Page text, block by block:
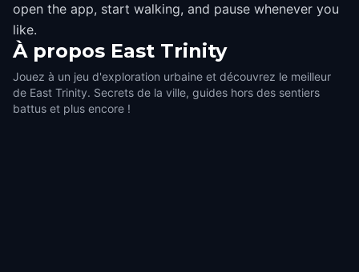
open the app, start walking, and pause whenever you
like.
À propos East Trinity
Jouez à un jeu d'exploration urbaine et découvrez le meilleur
de East Trinity. Secrets de la ville, guides hors des sentiers
battus et plus encore !